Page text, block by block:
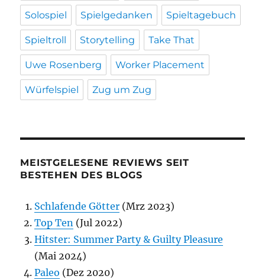
Solospiel Spielgedanken Spieltagebuch
Spieltroll Storytelling Take That
Uwe Rosenberg Worker Placement
Würfelspiel Zug um Zug
MEISTGELESENE REVIEWS SEIT
BESTEHEN DES BLOGS
Schlafende Götter (Mrz 2023)
Top Ten (Jul 2022)
Hitster: Summer Party & Guilty Pleasure
(Mai 2024)
Paleo (Dez 2020)